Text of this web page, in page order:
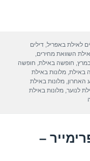
eלאילת באפריל,דילים
השוואת מחירים,
, חופשה באילת, חופשה
באילת,מלונות באילת
האחרון,מלונות באילת
לנוער,מלונות באילת
–